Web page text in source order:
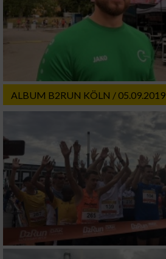
ALBUM B2RUN KÖLN / 05.09.2019
Performance
Funktional
Werbung